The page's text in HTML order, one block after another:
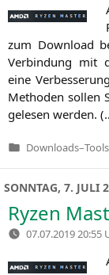
zum Down­load
Ver­bin­dung mit
eine
Metho­den sol­len
ge­le­sen wer­den.
Veröffentlicht
Downloads–Tools
SONNTAG, 7. JULI
Ryzen
07.07.2019 20:55